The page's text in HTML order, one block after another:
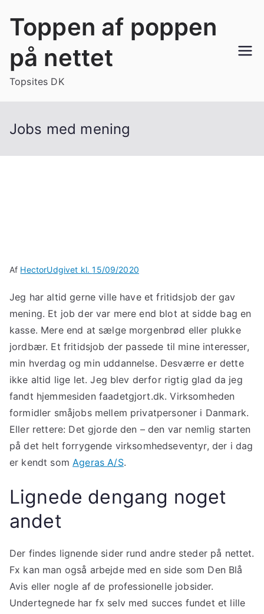
Toppen af poppen
på nettet
Topsites DK
Jobs med mening
Af HectorUdgivet kl.15/09/2020
Jeg har altid gerne ville have et fritidsjob der gav
mening. Et job der var mere end blot at sidde bag en
kasse. Mere end at sælge morgenbrød eller plukke
jordbær. Et fritidsjob der passede til mine interesser,
min hverdag og min uddannelse. Desværre er dette
ikke altid lige let. Jeg blev derfor rigtig glad da jeg
fandt hjemmesiden faadetgjort.dk. Virksomheden
formidler småjobs mellem privatpersoner i Danmark.
Eller rettere: Det gjorde den – den var nemlig starten
på det helt forrygende virksomhedseventyr, der i dag
er kendt somAgeras A/S.
Lignede dengang noget
andet
Der findes lignende sider rund andre steder på nettet.
Fx kan man også arbejde med en side som Den Blå
Avis eller nogle af de professionelle jobsider.
Undertegnede har fx selv med succes fundet et lille